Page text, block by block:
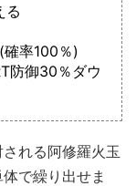
る
率100％)
防御30％ダウ
れる阿修羅火玉
で繰り出せま